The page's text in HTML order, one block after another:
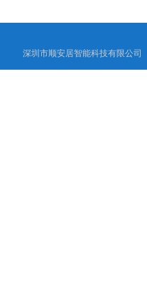
深圳市顺安居智能科技有限公司